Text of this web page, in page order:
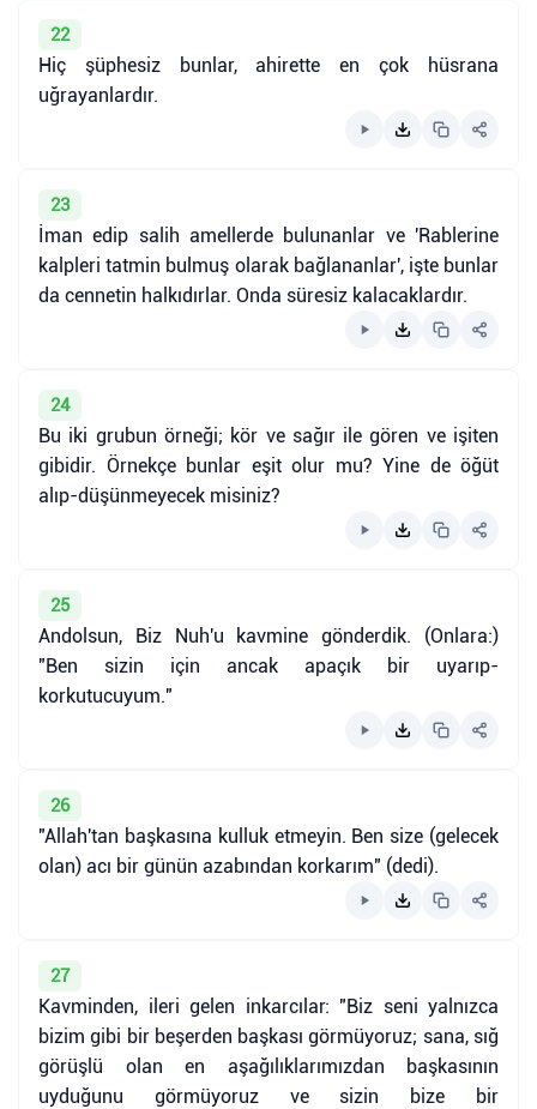
22
Hiç şüphesiz bunlar, ahirette en çok hüsrana
uğrayanlardır.
23
İman edip salih amellerde bulunanlar ve 'Rablerine
kalpleri tatmin bulmuş olarak bağlananlar', işte bunlar
da cennetin halkıdırlar. Onda süresiz kalacaklardır.
24
Bu iki grubun örneği; kör ve sağır ile gören ve işiten
gibidir. Örnekçe bunlar eşit olur mu? Yine de öğüt
alıp-düşünmeyecek misiniz?
25
Andolsun, Biz Nuh'u kavmine gönderdik. (Onlara:)
"Ben sizin için ancak apaçık bir uyarıp-
korkutucuyum."
26
"Allah'tan başkasına kulluk etmeyin. Ben size (gelecek
olan) acı bir günün azabından korkarım" (dedi).
27
Kavminden, ileri gelen inkarcılar: "Biz seni yalnızca
bizim gibi bir beşerden başkası görmüyoruz; sana, sığ
görüşlü olan en aşağılıklarımızdan başkasının
uyduğunu görmüyoruz ve sizin bize bir